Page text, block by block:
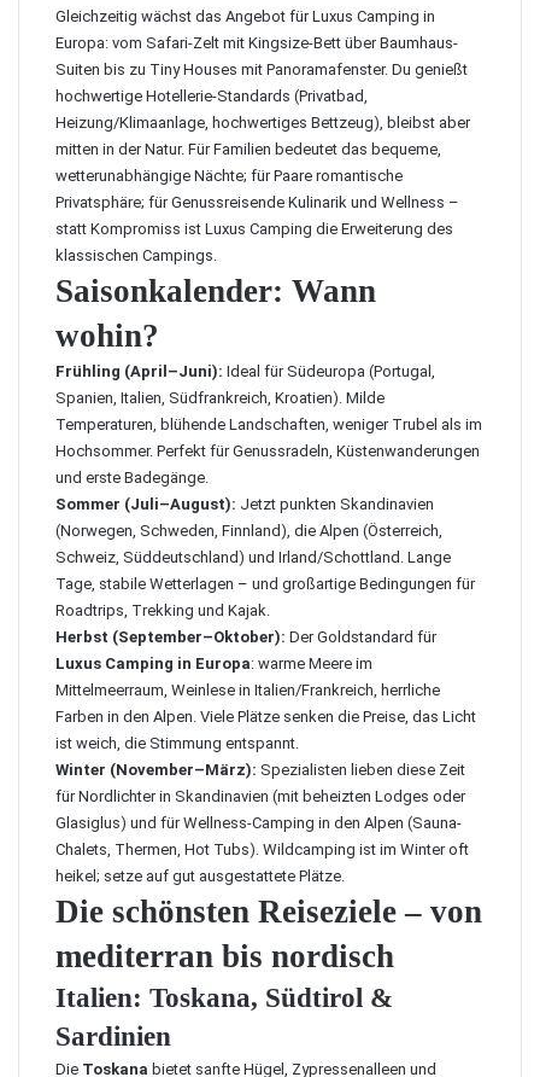
Gleichzeitig wächst das Angebot fürLuxus Camping in
Europa: vom Safari-Zelt mit Kingsize-Bett über Baumhaus-
Suiten bis zu Tiny Houses mit Panoramafenster. Du genießt
hochwertige Hotellerie-Standards (Privatbad,
Heizung/Klimaanlage, hochwertiges Bettzeug), bleibst aber
mitten in der Natur. Für Familien bedeutet das bequeme,
wetterunabhängige Nächte; für Paare romantische
Privatsphäre; für Genussreisende Kulinarik und Wellness –
statt Kompromiss ist Luxus Camping die Erweiterung des
klassischen Campings.
Saisonkalender: Wann
wohin?
Frühling (April–Juni): Ideal für Südeuropa (Portugal,
Spanien, Italien, Südfrankreich, Kroatien). Milde
Temperaturen, blühende Landschaften, weniger Trubel als im
Hochsommer. Perfekt für Genussradeln, Küstenwanderungen
und erste Badegänge.
Sommer (Juli–August): Jetzt punkten Skandinavien
(Norwegen, Schweden, Finnland), die Alpen (Österreich,
Schweiz, Süddeutschland) und Irland/Schottland. Lange
Tage, stabile Wetterlagen – und großartige Bedingungen für
Roadtrips, Trekking und Kajak.
Herbst (September–Oktober): Der Goldstandard für
Luxus Camping in Europa: warme Meere im
Mittelmeerraum, Weinlese in Italien/Frankreich, herrliche
Farben in den Alpen. Viele Plätze senken die Preise, das Licht
ist weich, die Stimmung entspannt.
Winter (November–März): Spezialisten lieben diese Zeit
für Nordlichter in Skandinavien (mit beheizten Lodges oder
Glasiglus) und für Wellness-Camping in den Alpen (Sauna-
Chalets, Thermen, Hot Tubs). Wildcamping ist im Winter oft
heikel; setze auf gut ausgestattete Plätze.
Die schönsten Reiseziele – von
mediterran bis nordisch
Italien: Toskana, Südtirol &
Sardinien
Die Toskana bietet sanfte Hügel, Zypressenalleen und